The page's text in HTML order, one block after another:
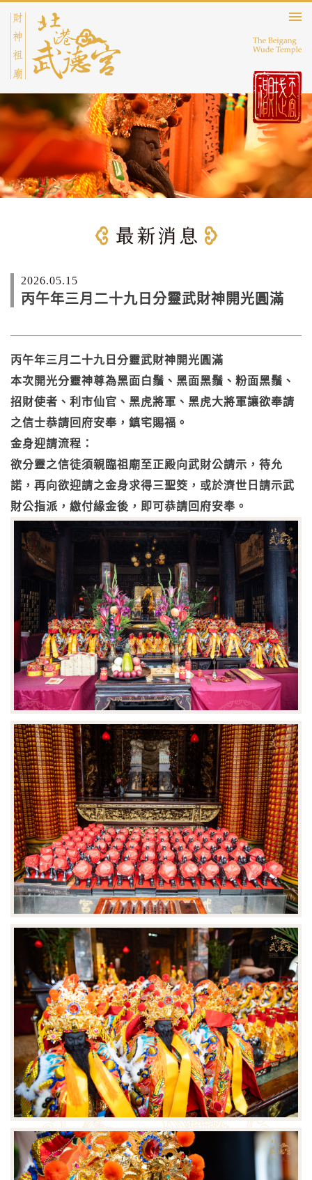
2026.05.15
丙午年三月二十九日分靈武財神開光圓滿
丙午年三月二十九日分靈武財神開光圓滿
本次開光分靈神尊為黑面白鬚、黑面黑鬚、粉面黑鬚、
招財使者、利市仙官、黑虎將軍、黑虎大將軍讓欲奉請
之信士恭請回府安奉，鎮宅賜福。
金身迎請流程：
欲分靈之信徒須親臨祖廟至正殿向武財公請示，待允
諾，再向欲迎請之金身求得三聖筊，或於濟世日請示武
財公指派，繳付緣金後，即可恭請回府安奉。